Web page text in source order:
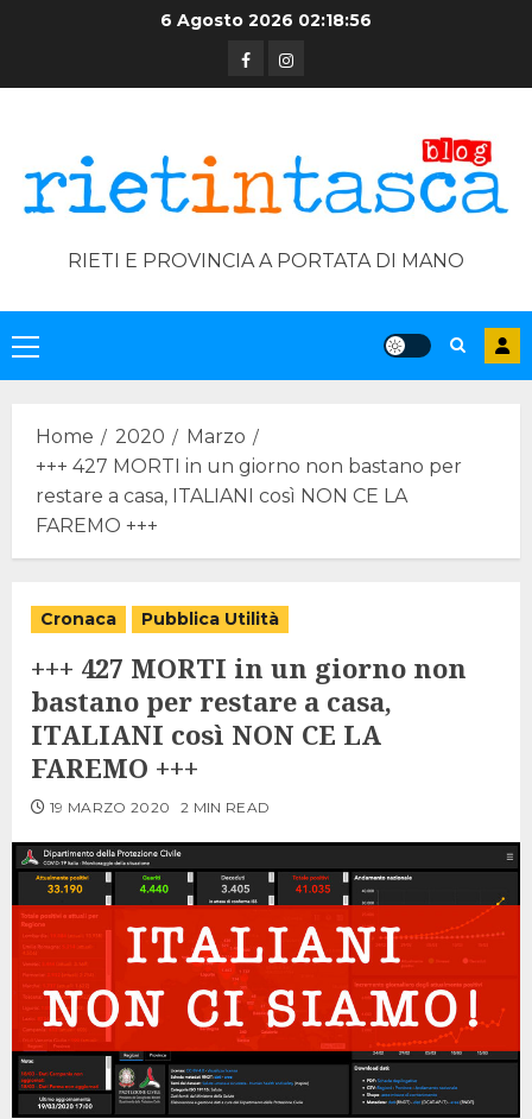
6 Agosto 2026 02:18:57
FacebookInstagram
RIETI E PROVINCIA A PORTATA DI MANO
Primary
Menu
Home 2020
Marzo
+++ 427 MORTI in un giorno non bastano per
restare a casa, ITALIANI così NON CE LA
FAREMO +++
Cronaca Pubblica Utilità
+++ 427 MORTI in un giorno non
bastano per restare a casa,
ITALIANI così NON CE LA
FAREMO +++
19 MARZO 2020 2 MIN READ